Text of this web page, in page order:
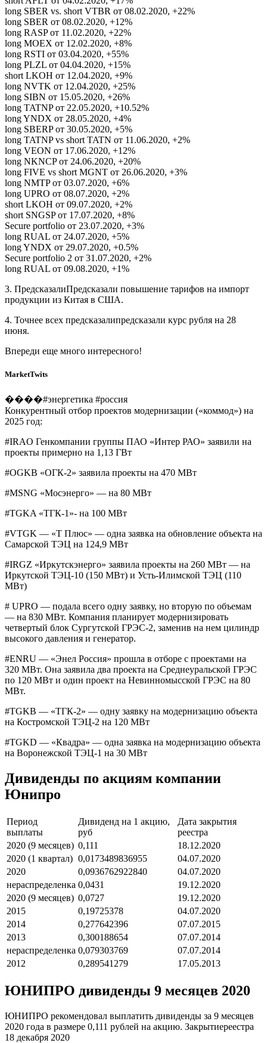
long SBER vs. short VTBR от 08.02.2020, +22%
long SBER от 08.02.2020, +12%
long RASP от 11.02.2020, +22%
long MOEX от 12.02.2020, +8%
long RSTI от 03.04.2020, +55%
long PLZL от 04.04.2020, +15%
short LKOH от 12.04.2020, +9%
long NVTK от 12.04.2020, +25%
long SIBN от 15.05.2020, +26%
long TATNP от 22.05.2020, +10.52%
long YNDX от 28.05.2020, +4%
long SBERP от 30.05.2020, +5%
long TATNP vs short TATN от 11.06.2020, +2%
long VEON от 17.06.2020, +12%
long NKNCP от 24.06.2020, +20%
long FIVE vs short MGNT от 26.06.2020, +3%
long NMTP от 03.07.2020, +6%
long UPRO от 08.07.2020, +2%
short LKOH от 09.07.2020, +2%
short SNGSP от 17.07.2020, +8%
Secure portfolio от 23.07.2020, +3%
long RUAL от 24.07.2020, +5%
long YNDX от 29.07.2020, +0.5%
Secure portfolio 2 от 31.07.2020, +2%
long RUAL от 09.08.2020, +1%
3. ПредсказалиПредсказали повышение тарифов на импорт
продукции из Китая в США.
4. Точнее всех предсказалипредсказали курс рубля на 28
июня.
Впереди еще много интересного!
MarketTwits
����#энергетика #россия
Конкурентный отбор проектов модернизации («коммод») на
2025 год:
#IRAO Генкомпании группы ПАО «Интер РАО» заявили на
проекты примерно на 1,13 ГВт
#OGKB «ОГК-2» заявила проекты на 470 МВт
#MSNG «Мосэнерго» — на 80 МВт
#TGKA «ТГК-1»- на 100 МВт
#VTGK — «Т Плюс» — одна заявка на обновление объекта на
Самарской ТЭЦ на 124,9 МВт
#IRGZ «Иркутскэнерго» заявила проекты на 260 МВт — на
Иркутской ТЭЦ-10 (150 МВт) и Усть-Илимской ТЭЦ (110
МВт)
# UPRO — подала всего одну заявку, но вторую по объемам
— на 830 МВт. Компания планирует модернизировать
четвертый блок Сургутской ГРЭС-2, заменив на нем цилиндр
высокого давления и генератор.
#ENRU — «Энел Россия» прошла в отборе с проектами на
320 МВт. Она заявила два проекта на Среднеуральской ГРЭС
по 120 МВт и один проект на Невинномысской ГРЭС на 80
МВт.
#TGKB — «ТГК-2» — одну заявку на модернизацию объекта
на Костромской ТЭЦ-2 на 120 МВт
#TGKD — «Квадра» — одна заявка на модернизацию объекта
на Воронежской ТЭЦ-1 на 30 МВт
Дивиденды по акциям компании
Юнипро
Период
выплаты
Дивиденд на 1 акцию,
руб
Дата закрытия
реестра
2020 (9 месяцев) 0,111
18.12.2020
2020 (1 квартал) 0,0173489836955
04.07.2020
2020
0,0936762922840
04.07.2020
нераспределенка 0,0431
19.12.2020
2020 (9 месяцев) 0,0727
19.12.2020
2015
0,19725378
04.07.2020
2014
0,277642396
07.07.2015
2013
0,300188654
07.07.2014
нераспределенка 0,079303769
07.07.2014
2012
0,289541279 17.05.2013
ЮНИПРО дивиденды 9 месяцев 2020
ЮНИПРО рекомендовал выплатить дивиденды за 9 месяцев
2020 года в размере 0,111 рублей на акцию. Закрытиереестра
18 декабря 2020